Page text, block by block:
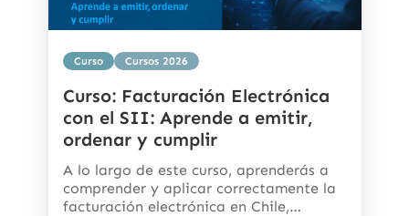
Curso Cursos 2026
Curso: Facturación Electrónica
con el SII: Aprende a emitir,
ordenar y cumplir
A lo largo de este curso, aprenderás a
comprender y aplicar correctamente la
facturación electrónica en Chile,